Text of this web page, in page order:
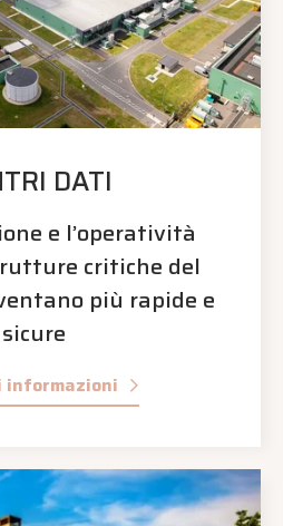
DATI
e l’operatività
critiche del
più rapide e
sicure